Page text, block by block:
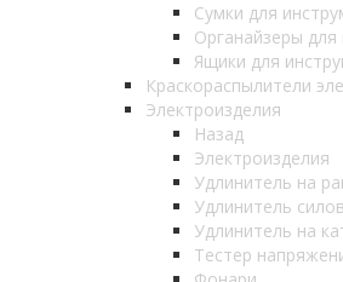
Сумки для
Органайзеры для
Ящики для
Краскораспылители
Электроизделия
Назад
Электроизделия
Удлинитель на
Удлинитель
Удлинитель на
Тестер